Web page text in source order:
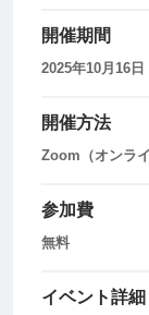
開催期間
2025年10月16
開催方法
Zoom（オンライ
参加費
無料
イベント詳細